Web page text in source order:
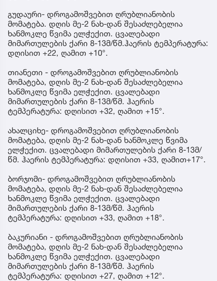
გუდაური- დროგამოშვებით ღრუბლიანობის
მომატება. დღის მე-2 ნახ-დან შესაძლებელია
ხანმოკლე წვიმა ელჭექით. ცვალებადი
მიმართულების ქარი 8-13მ/წმ.ჰაერის ტემპერატურა:
დღისით +22, ღამით +10°.
თიანეთი - დროგამოშვებით ღრუბლიანობის
მომატება, დღის მე-2 ნახ-დან შესაძლებელია
ხანმოკლე წვიმა ელჭექით. ცვალებადი
მიმართულების ქარი 8-13მ/წმ. ჰაერის
ტემპერატურა: დღისით +32, ღამით +15°.
ახალციხე- დროგამოშვებით ღრუბლიანობის
მომატება, დღის მე-2 ნახ-დან ხანმოკლე წვიმა
ელჭექით. ცვალებადი მიმართულების ქარი 8-13მ/
წმ. ჰაერის ტემპერატურა: დღისით +33, ღამით+17°.
ბორჯომი- დროგამოშვებით ღრუბლიანობის
მომატება, დღის მე-2 ნახ-დან შესაძლებელია
ხანმოკლე წვიმა ელჭექით. ცვალებადი
მიმართულების ქარი 8-13მ/წმ. ჰაერის
ტემპერატურა: დღისით +33, ღამით +18°.
ბაკურიანი - დროგამოშვებით ღრუბლიანობის
მომატება, დღის მე-2 ნახ-დან შესაძლებელია
ხანმოკლე წვიმა ელჭექით. ცვალებადი
მიმართულების ქარი 8-13მ/წმ. ჰაერის
ტემპერატურა: დღისით +27, ღამით +12°.